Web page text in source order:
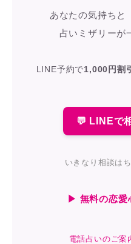
あなたの気持ちと
占いミザリーが
LINE予約で1,000円割引
💬 LINEで
いきなり相談は
▶ 無料の恋愛
電話占いのご案